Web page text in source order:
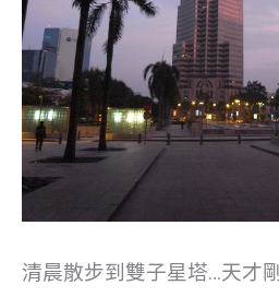
清晨散步到雙子星塔…天才